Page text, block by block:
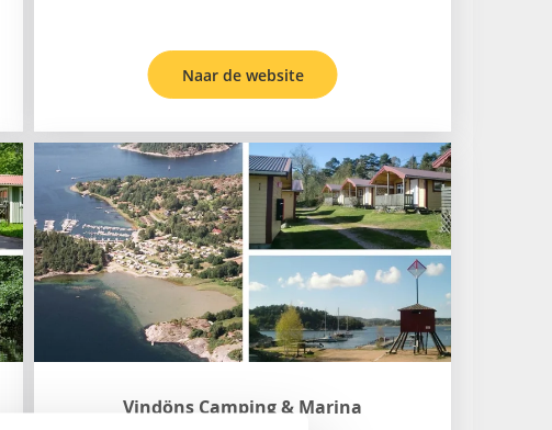
Naar de website
Vindöns Camping & Marina